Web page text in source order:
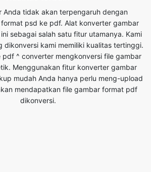
pdf ^ converter mengkonversi file gambar
Menggunakan fitur konverter gambar
mudah Anda hanya perlu meng-upload
mendapatkan file gambar format pdf
dikonversi.
yang ramah pengguna psd ke pdf.
tambahan yang diperlukan untuk alat